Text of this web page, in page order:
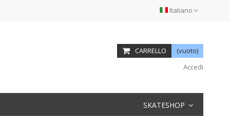
Italiano
CARRELLO
(vuoto)
Accedi
SKATESHOP